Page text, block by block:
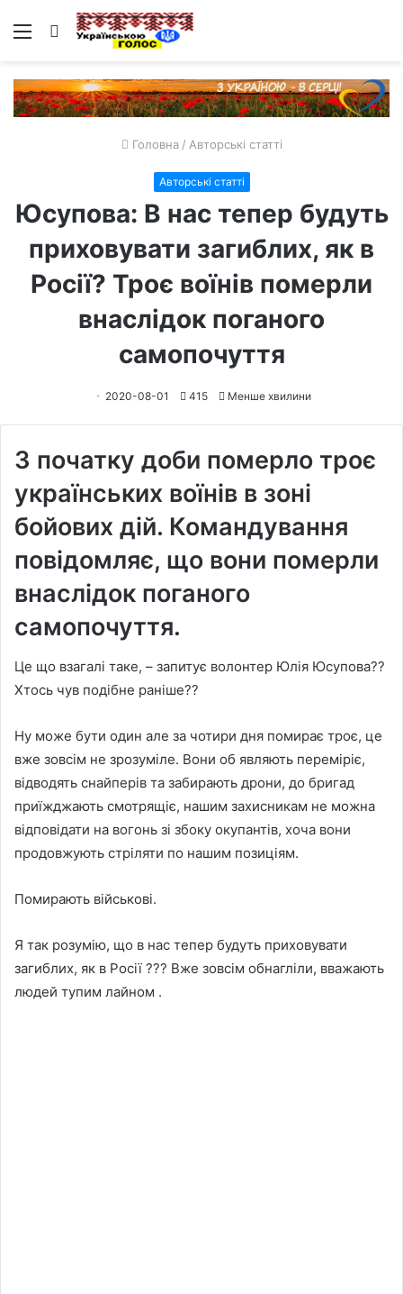
Меню Пошук
Головна / Авторські статті
Авторські статті
Юсупова: В нас тепер будуть
приховувати загиблих, як в
Росії? Троє воїнів померли
внаслідок поганого
самопочуття
2020-08-01 415 Менше хвилини
З початку доби померло троє
українських воїнів в зоні
бойових дій. Командування
повідомляє, що вони померли
внаслідок поганого
самопочуття.
Це що взагалі таке, – запитує волонтер Юлія Юсупова??
Хтось чув подібне раніше??
Ну може бути один але за чотири дня помирає троє, це
вже зовсім не зрозуміле. Вони об являють переміріє,
відводять снайперів та забирають дрони, до бригад
приїжджають смотрящіє, нашим захисникам не можна
відповідати на вогонь зі збоку окупантів, хоча вони
продовжують стріляти по нашим позиціям.
Помирають військові.
Я так розумію, що в нас тепер будуть приховувати
загиблих, як в Росії ??? Вже зовсім обнагліли, вважають
людей тупим лайном .